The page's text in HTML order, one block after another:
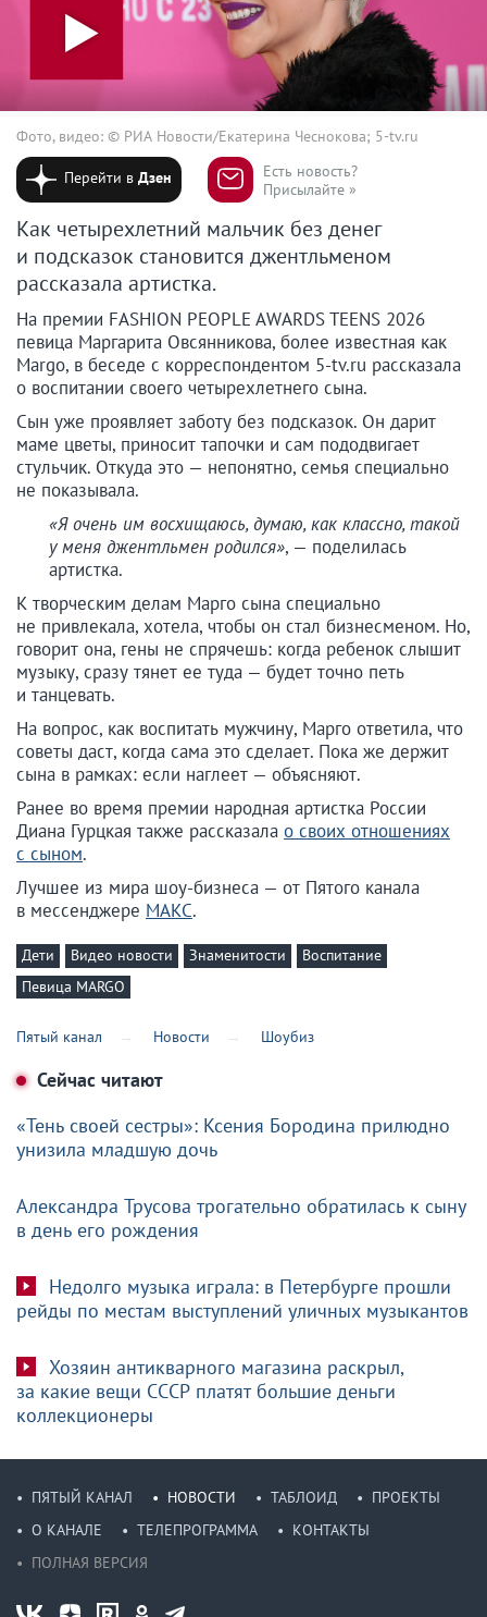
Фото, видео: © РИА Новости/Екатерина Чеснокова; 5-tv.ru
Перейти вДзен
Есть новость?
Присылайте »
Как четырехлетний мальчик без денег
и подсказок становится джентльменом
рассказала артистка.
На премии FASHION PEOPLE AWARDS TEENS 2026
певица Маргарита Овсянникова, более известная как
Margo, в беседе с корреспондентом 5-tv.ru рассказала
о воспитании своего четырехлетнего сына.
Сын уже проявляет заботу без подсказок. Он дарит
маме цветы, приносит тапочки и сам пододвигает
стульчик. Откуда это — непонятно, семья специально
не показывала.
«Я очень им восхищаюсь, думаю, как классно, такой
у меня джентльмен родился», — поделилась
артистка.
К творческим делам Марго сына специально
не привлекала, хотела, чтобы он стал бизнесменом. Но,
говорит она, гены не спрячешь: когда ребенок слышит
музыку, сразу тянет ее туда — будет точно петь
и танцевать.
На вопрос, как воспитать мужчину, Марго ответила, что
советы даст, когда сама это сделает. Пока же держит
сына в рамках: если наглеет — объясняют.
Ранее во время премии народная артистка России
Диана Гурцкая также рассказала о своих отношениях
с сыном.
Лучшее из мира шоу-бизнеса — от Пятого канала
в мессенджере МАКС.
Дети Видео новости Знаменитости
Воспитание
Певица MARGO
Пятый канал Новости Шоубиз
Сейчас читают
«Тень своей сестры»: Ксения Бородина прилюдно
унизила младшую дочь
Александра Трусова трогательно обратилась к сыну
в день его рождения
Недолго музыка играла: в Петербурге прошли
рейды по местам выступлений уличных музыкантов
Хозяин антикварного магазина раскрыл,
за какие вещи СССР платят большие деньги
коллекционеры
ПЯТЫЙ КАНАЛ НОВОСТИ ТАБЛОИД
ПРОЕКТЫ
О КАНАЛЕ
ТЕЛЕПРОГРАММА
КОНТАКТЫ
ПОЛНАЯ ВЕРСИЯ